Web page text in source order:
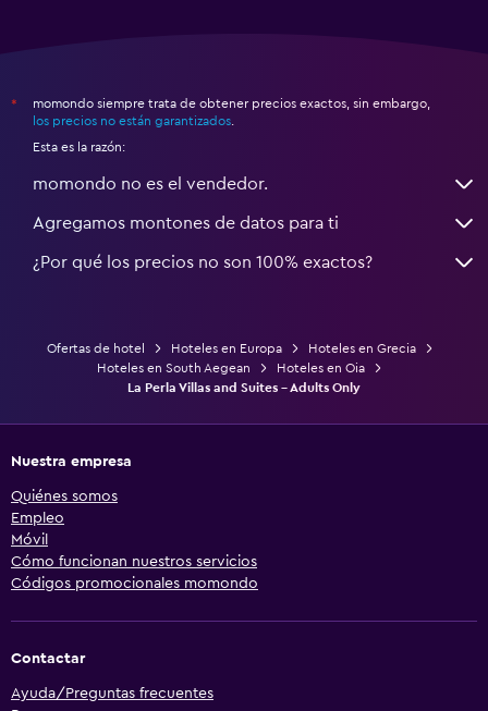
*
momondo siempre trata de obtener precios exactos, sin embargo,
los precios no están garantizados
Esta es la razón:
momondo no es el vendedor.
Agregamos montones de datos para ti
¿Por qué los precios no son 100% exactos?
Ofertas de hotel Hoteles en Europa
Hoteles en Grecia
Hoteles en South Aegean
Hoteles en Oia
La Perla Villas and Suites - Adults Only
Nuestra empresa
Quiénes somos
Empleo
Móvil
Cómo funcionan nuestros servicios
Códigos promocionales momondo
Contactar
Ayuda/Preguntas frecuentes